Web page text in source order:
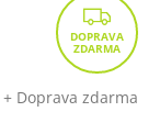
Z
D
A
R
+ Doprava zdarma